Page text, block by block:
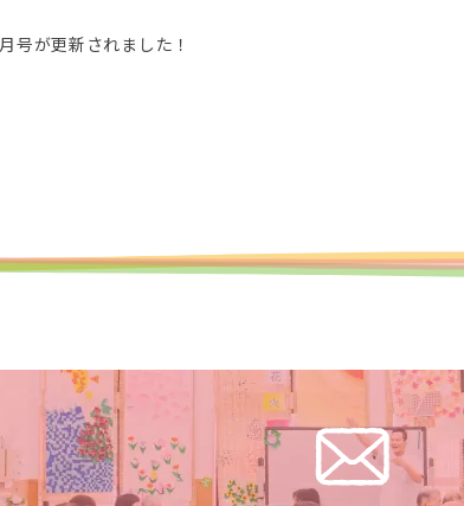
号が更新されました！